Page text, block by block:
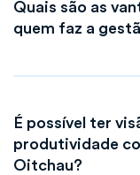
Quais são as
quem faz a
É possível ter
produtividade
Oitchau?